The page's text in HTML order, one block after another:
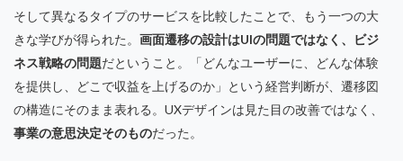
そして異なるタイプのサービスを比較したことで、もう一つの大
きな学びが得られた。 画面遷移の設計はUIの問題ではなく、ビジ
ネス戦略の問題だということ。「どんなユーザーに、どんな体験
を提供し、どこで収益を上げるのか」という経営判断が、遷移図
の構造にそのまま表れる。UXデザインは見た目の改善ではなく、
事業の意思決定そのものだった。